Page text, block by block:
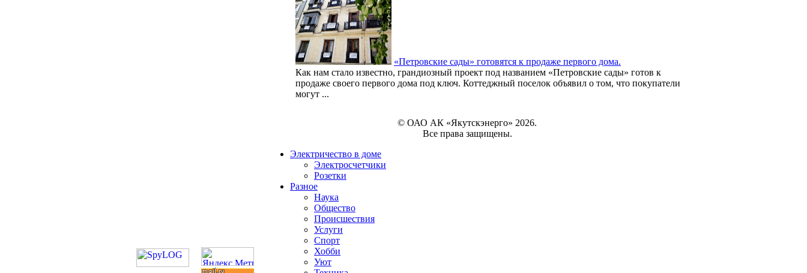
«Петровские сады» готовятся к продаже первого дома.
Как нам стало известно, грандиозный проект под названием «Петровские сады» готов к
продаже своего первого дома под ключ. Коттеджный поселок объявил о том, что покупатели
могут ...
© ОАО АК «Якутскэнерго» 2026.
Все права защищены.
Электричество в доме
Электросчетчики
Розетки
Разное
Наука
Общество
Происшествия
Услуги
Спорт
Хобби
Уют